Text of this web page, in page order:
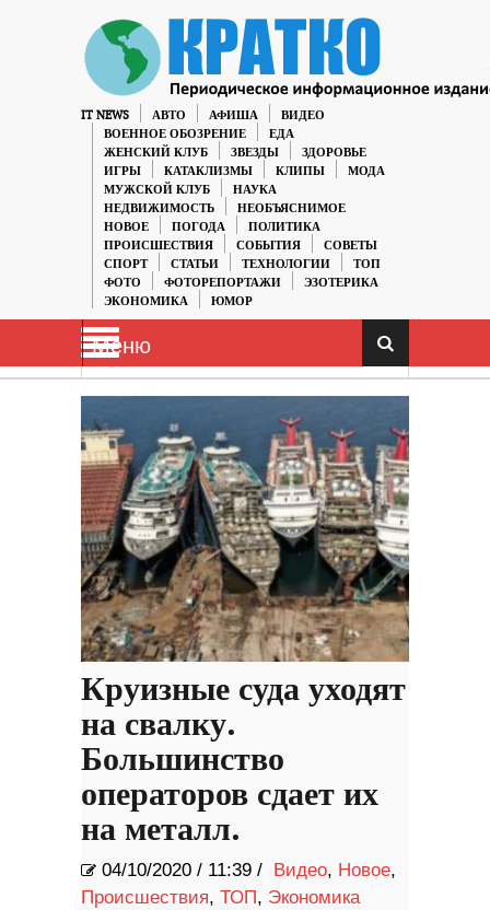
IT NEWS АВТО АФИША
ВИДЕО
ВОЕННОЕ ОБОЗРЕНИЕ
ЕДА
ЖЕНСКИЙ КЛУБ
ЗВЕЗДЫ
ЗДОРОВЬЕ
ИГРЫ
КАТАКЛИЗМЫ КЛИПЫ
МОДА
МУЖСКОЙ КЛУБ
НАУКА
НЕДВИЖИМОСТЬ
НЕОБЪЯСНИМОЕ
НОВОЕ
ПОГОДА
ПОЛИТИКА
ПРОИСШЕСТВИЯ
СОБЫТИЯ
СОВЕТЫ
СПОРТ
СТАТЬИ ТЕХНОЛОГИИ
ТОП
ФОТО
ФОТОРЕПОРТАЖИ
ЭЗОТЕРИКА
ЭКОНОМИКА
ЮМОР
Меню
Круизные суда уходят
на свалку.
Большинство
операторов сдает их
на металл.
04/10/2020 / 11:39 / Видео, Новое,
Происшествия, ТОП, Экономика